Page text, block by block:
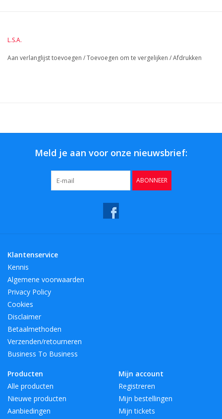
L.S.A.
Aan verlanglijst toevoegen /Toevoegen om te vergelijken /Afdrukken
Meld je aan voor onze nieuwsbrief:
ABONNEER
Klantenservice
Kennis
Algemene voorwaarden
Privacy Policy
Cookies
Disclaimer
Betaalmethoden
Verzenden/retourneren
Business To Business
Producten
Alle producten
Nieuwe producten
Aanbiedingen
Mijn account
Registreren
Mijn bestellingen
Mijn tickets